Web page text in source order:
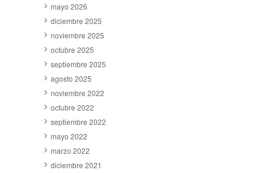
mayo 2026
diciembre 2025
noviembre 2025
octubre 2025
septiembre 2025
agosto 2025
noviembre 2022
octubre 2022
septiembre 2022
mayo 2022
marzo 2022
diciembre 2021